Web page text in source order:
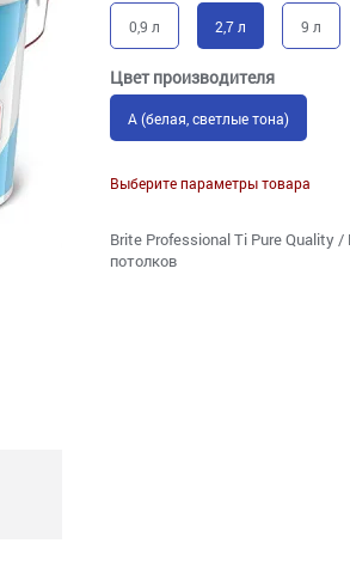
0,9 л 2,7 л 9 л
Цвет производителя
A (белая, светлые тона)
Выберите параметры товара
Brite Professional Ti Pure Quality
потолков